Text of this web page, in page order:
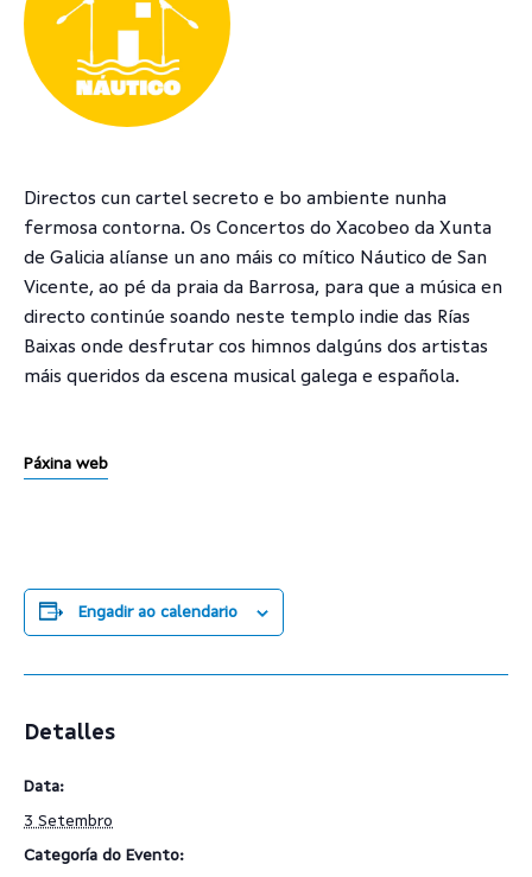
Directos cun cartel secreto e bo ambiente nunha
fermosa contorna. Os Concertos do Xacobeo da Xunta
de Galicia alíanse un ano máis co mítico Náutico de San
Vicente, ao pé da praia da Barrosa, para que a música en
directo continúe soando neste templo indie das Rías
Baixas onde desfrutar cos himnos dalgúns dos artistas
máis queridos da escena musical galega e española.
Páxina web
Engadir ao calendario
Detalles
Data:
3 Setembro
Categoría do Evento: